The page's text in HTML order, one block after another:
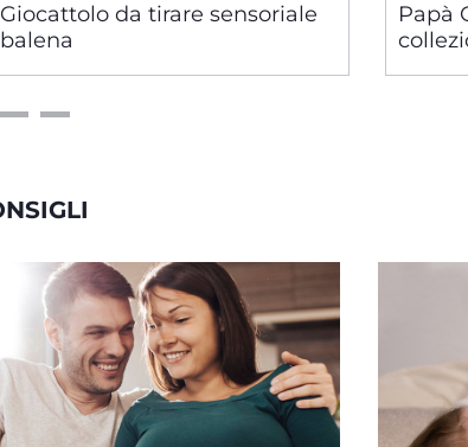
Giocattolo da tirare sensoriale
balena
Papà